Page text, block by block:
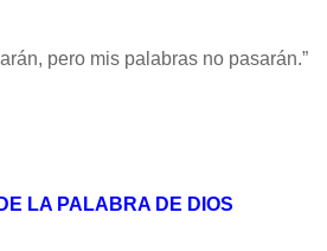
pero mis palabras no pasarán.”
LA PALABRA DE DIOS